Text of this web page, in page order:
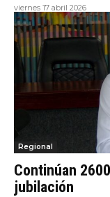
viernes 17 abril 2026
Regional
Continúan
jubilación